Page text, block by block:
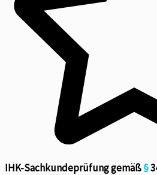
IHK-Sachkundeprüfung gemäß§